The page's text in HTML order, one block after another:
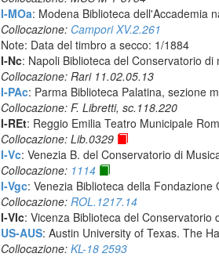
I-MOa: Modena Biblioteca dell'Accademia
Collocazione: Campori XV.2.261
Note: Data del timbro a secco: 1/1884
I-Nc: Napoli Biblioteca del Conservatorio
Collocazione: Rari 11.02.05.13
I-PAc: Parma Biblioteca Palatina, sezione
Collocazione: F. Libretti, sc.118.220
I-REt: Reggio Emilia Teatro Municipale
Collocazione: Lib.0329
I-Vc: Venezia B. del Conservatorio di
Collocazione: 1114
I-Vgc: Venezia Biblioteca della Fondazione
Collocazione: ROL.1217.14
I-VIc: Vicenza Biblioteca del Conservatorio
US-AUS: Austin University of Texas. The
Collocazione: KL-18 2593